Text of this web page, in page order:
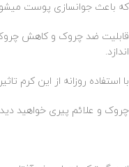
که باعث جوانسازی پوست
قابلیت ضد چروک و کاهش
اندازد.
با استفاده روزانه از این کرم
چروک و علائم پیری خواهید